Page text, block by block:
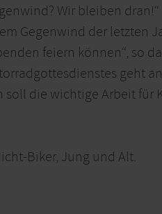
Wir bleiben dran!“
Gegenwind der letzten
feiern können“, so
geht
soll die wichtige Arbeit
Biker, Jung und Alt.